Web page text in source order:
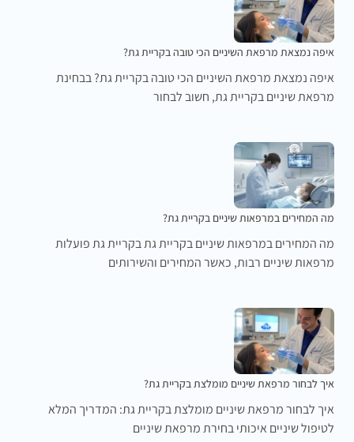
איפה נמצאת מרפאת השיניים הכי טובה בקריית גת?
איפה נמצאת מרפאת השיניים הכי טובה בקריית גת? בבחינת
מרפאת שיניים בקריית גת, חשוב לבחור
מה המחירים במרפאות שיניים בקריית גת?
מה המחירים במרפאות שיניים בקריית גת בקריית גת פועלות
מרפאות שיניים רבות, כאשר המחירים והשירותים
איך לבחור מרפאת שיניים מומלצת בקריית גת?
איך לבחור מרפאת שיניים מומלצת בקריית גת: המדריך המלא
לטיפול שיניים איכותי בחירת מרפאת שיניים